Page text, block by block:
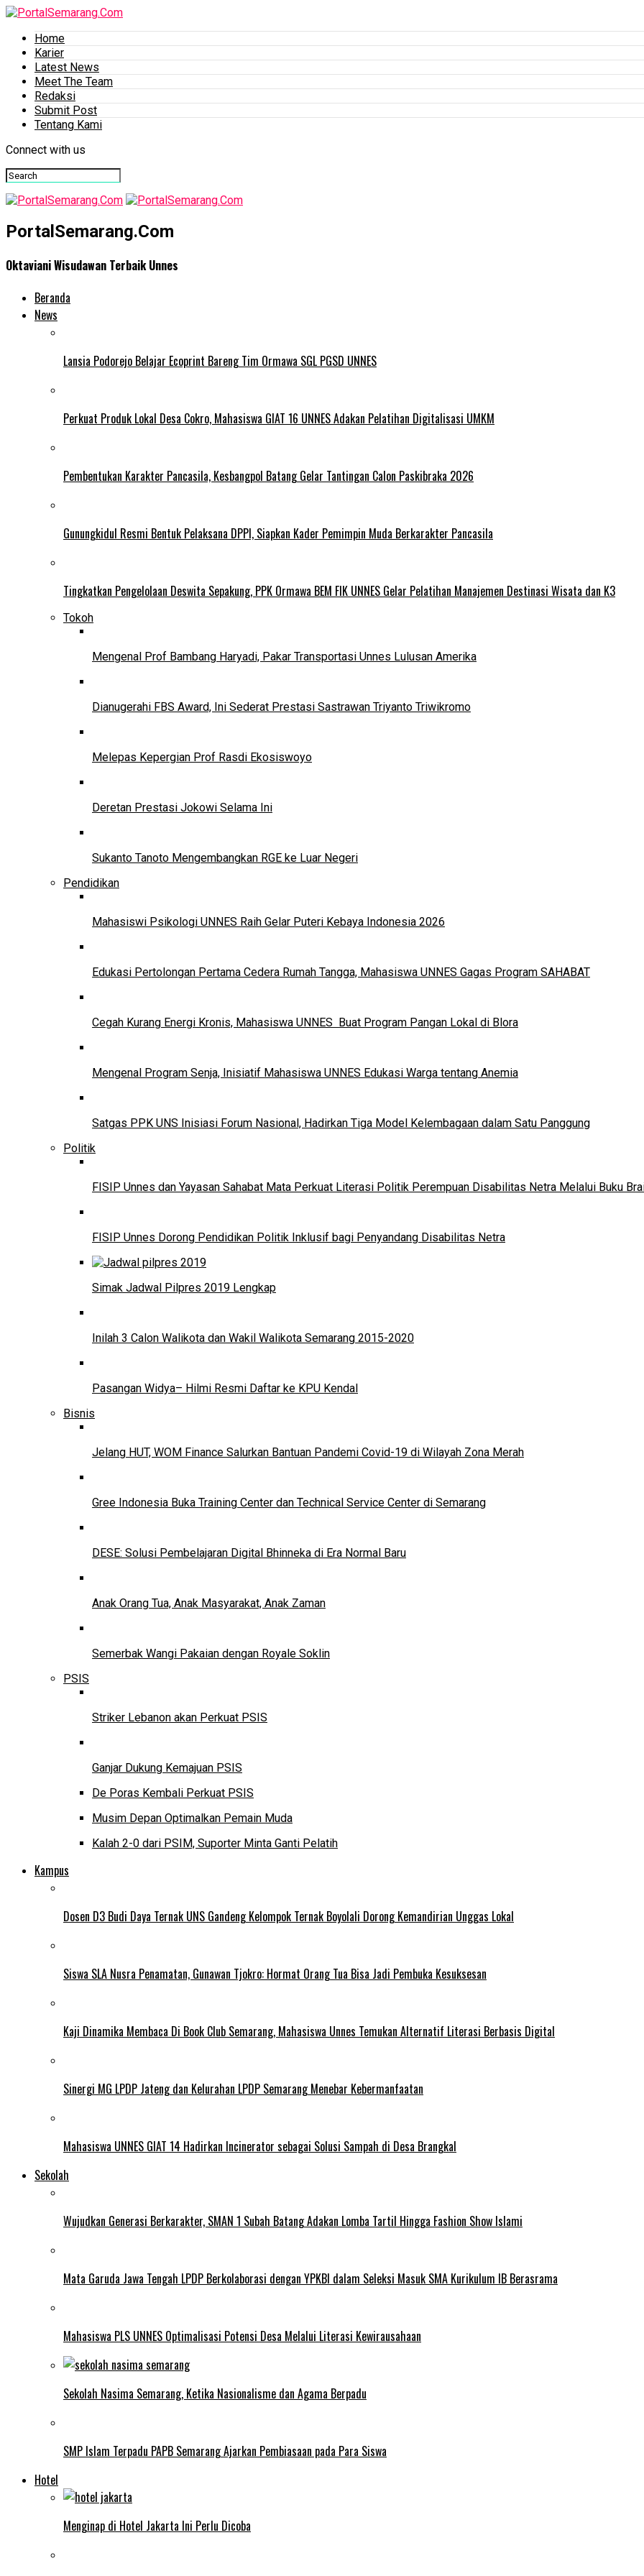
Home
Karier
Latest News
Meet The Team
Redaksi
Submit Post
Tentang Kami
Connect with us
PortalSemarang.Com
Oktaviani Wisudawan Terbaik Unnes
Beranda
News
Lansia Podorejo Belajar Ecoprint Bareng Tim Ormawa SGL PGSD UNNES
Perkuat Produk Lokal Desa Cokro, Mahasiswa GIAT 16 UNNES Adakan Pelatihan Digitalisasi UMKM
Pembentukan Karakter Pancasila, Kesbangpol Batang Gelar Tantingan Calon Paskibraka 2026
Gunungkidul Resmi Bentuk Pelaksana DPPI, Siapkan Kader Pemimpin Muda Berkarakter Pancasila
Tingkatkan Pengelolaan Deswita Sepakung, PPK Ormawa BEM FIK UNNES Gelar Pelatihan Manajemen Destinasi Wisata dan K3
Tokoh
Mengenal Prof Bambang Haryadi, Pakar Transportasi Unnes Lulusan Amerika
Dianugerahi FBS Award, Ini Sederat Prestasi Sastrawan Triyanto Triwikromo
Melepas Kepergian Prof Rasdi Ekosiswoyo
Deretan Prestasi Jokowi Selama Ini
Sukanto Tanoto Mengembangkan RGE ke Luar Negeri
Pendidikan
Mahasiswi Psikologi UNNES Raih Gelar Puteri Kebaya Indonesia 2026
Edukasi Pertolongan Pertama Cedera Rumah Tangga, Mahasiswa UNNES Gagas Program SAHABAT
Cegah Kurang Energi Kronis, Mahasiswa UNNES Buat Program Pangan Lokal di Blora
Mengenal Program Senja, Inisiatif Mahasiswa UNNES Edukasi Warga tentang Anemia
Satgas PPK UNS Inisiasi Forum Nasional, Hadirkan Tiga Model Kelembagaan dalam Satu Panggung
Politik
FISIP Unnes dan Yayasan Sahabat Mata Perkuat Literasi Politik Perempuan Disabilitas Netra Melalui Buku
FISIP Unnes Dorong Pendidikan Politik Inklusif bagi Penyandang Disabilitas Netra
Simak Jadwal Pilpres 2019 Lengkap
Inilah 3 Calon Walikota dan Wakil Walikota Semarang 2015-2020
Pasangan Widya– Hilmi Resmi Daftar ke KPU Kendal
Bisnis
Jelang HUT, WOM Finance Salurkan Bantuan Pandemi Covid-19 di Wilayah Zona Merah
Gree Indonesia Buka Training Center dan Technical Service Center di Semarang
DESE: Solusi Pembelajaran Digital Bhinneka di Era Normal Baru
Anak Orang Tua, Anak Masyarakat, Anak Zaman
Semerbak Wangi Pakaian dengan Royale Soklin
PSIS
Striker Lebanon akan Perkuat PSIS
Ganjar Dukung Kemajuan PSIS
De Poras Kembali Perkuat PSIS
Musim Depan Optimalkan Pemain Muda
Kalah 2-0 dari PSIM, Suporter Minta Ganti Pelatih
Kampus
Dosen D3 Budi Daya Ternak UNS Gandeng Kelompok Ternak Boyolali Dorong Kemandirian Unggas Lokal
Siswa SLA Nusra Penamatan, Gunawan Tjokro: Hormat Orang Tua Bisa Jadi Pembuka Kesuksesan
Kaji Dinamika Membaca Di Book Club Semarang, Mahasiswa Unnes Temukan Alternatif Literasi Berbasis Digital
Sinergi MG LPDP Jateng dan Kelurahan LPDP Semarang Menebar Kebermanfaatan
Mahasiswa UNNES GIAT 14 Hadirkan Incinerator sebagai Solusi Sampah di Desa Brangkal
Sekolah
Wujudkan Generasi Berkarakter, SMAN 1 Subah Batang Adakan Lomba Tartil Hingga Fashion Show Islami
Mata Garuda Jawa Tengah LPDP Berkolaborasi dengan YPKBI dalam Seleksi Masuk SMA Kurikulum IB Berasrama
Mahasiswa PLS UNNES Optimalisasi Potensi Desa Melalui Literasi Kewirausahaan
Sekolah Nasima Semarang, Ketika Nasionalisme dan Agama Berpadu
SMP Islam Terpadu PAPB Semarang Ajarkan Pembiasaan pada Para Siswa
Hotel
Menginap di Hotel Jakarta Ini Perlu Dicoba